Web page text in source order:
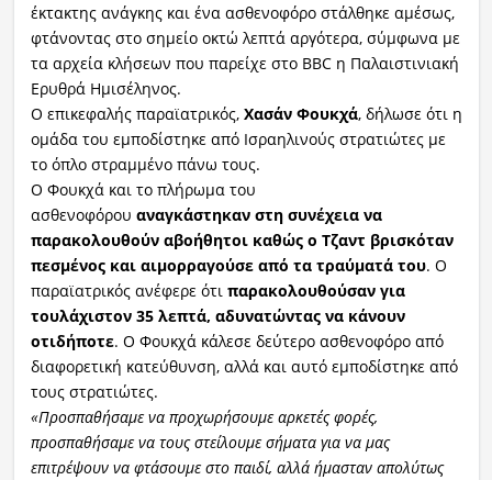
έκτακτης ανάγκης και ένα ασθενοφόρο στάλθηκε αμέσως,
φτάνοντας στο σημείο οκτώ λεπτά αργότερα, σύμφωνα με
τα αρχεία κλήσεων που παρείχε στο BBC η Παλαιστινιακή
Ερυθρά Ημισέληνος.
Ο επικεφαλής παραϊατρικός, Χασάν Φουκχά, δήλωσε ότι η
ομάδα του εμποδίστηκε από Ισραηλινούς στρατιώτες με
το όπλο στραμμένο πάνω τους.
Ο Φουκχά και το πλήρωμα του
ασθενοφόρου αναγκάστηκαν στη συνέχεια να
παρακολουθούν αβοήθητοι καθώς ο Τζαντ βρισκόταν
πεσμένος και αιμορραγούσε από τα τραύματά του. Ο
παραϊατρικός ανέφερε ότι παρακολουθούσαν για
τουλάχιστον 35 λεπτά, αδυνατώντας να κάνουν
οτιδήποτε. Ο Φουκχά κάλεσε δεύτερο ασθενοφόρο από
διαφορετική κατεύθυνση, αλλά και αυτό εμποδίστηκε από
τους στρατιώτες.
«Προσπαθήσαμε να προχωρήσουμε αρκετές φορές,
προσπαθήσαμε να τους στείλουμε σήματα για να μας
επιτρέψουν να φτάσουμε στο παιδί, αλλά ήμασταν απολύτως